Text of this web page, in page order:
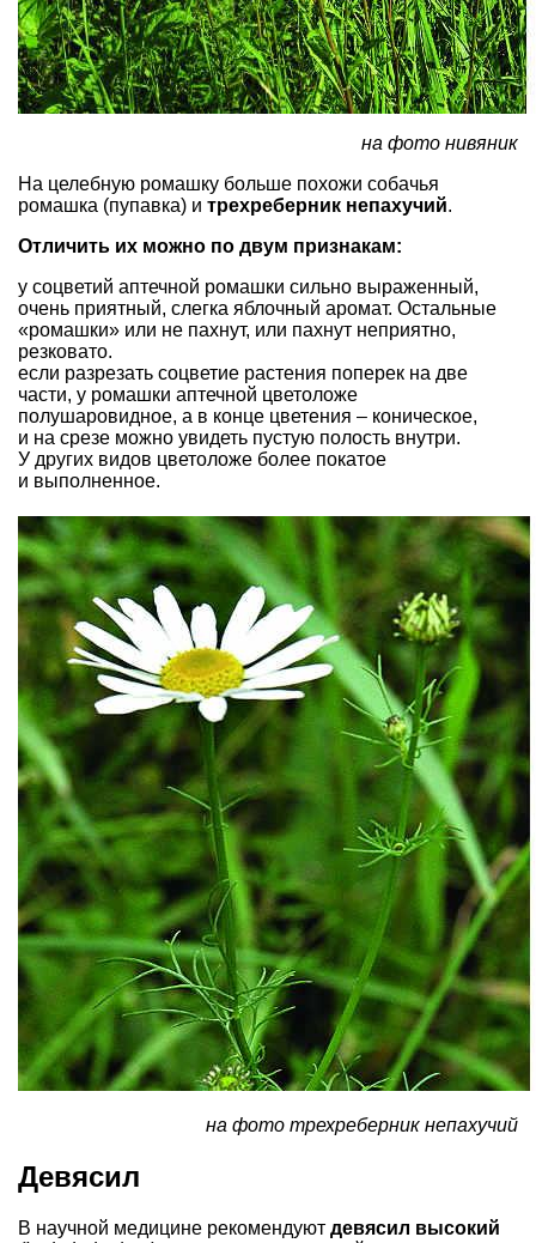
на фото нивяник
На целебную ромашку больше похожи собачья
ромашка (пупавка) и трехреберник непахучий.
Отличить их можно по двум признакам:
у соцветий аптечной ромашки сильно выраженный,
очень приятный, слегка яблочный аромат. Остальные
«ромашки» или не пахнут, или пахнут неприятно,
резковато.
если разрезать соцветие растения поперек на две
части, у ромашки аптечной цветоложе
полушаровидное, а в конце цветения – коническое,
и на срезе можно увидеть пустую полость внутри.
У других видов цветоложе более покатое
и выполненное.
на фото трехреберник непахучий
Девясил
В научной медицине рекомендуют девясил высокий